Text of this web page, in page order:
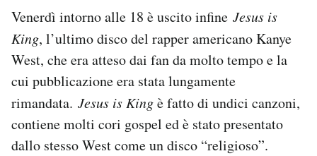
AREA PERSONALE
Area Personale
Newsletter
Regala il Post
Hai bisogno di aiuto?
Esci
Venerdì intorno alle 18 è uscito infine Jesus is
King, l’ultimo disco del rapper americano Kanye
West, che era atteso dai fan da molto tempo e la
cui pubblicazione era stata lungamente
rimandata. Jesus is Kingè fatto di undici canzoni,
contiene molti cori gospel ed è stato presentato
dallo stesso West come un disco “religioso”.